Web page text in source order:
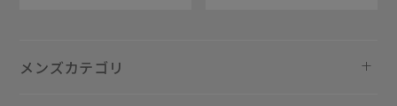
メンズカテゴリ